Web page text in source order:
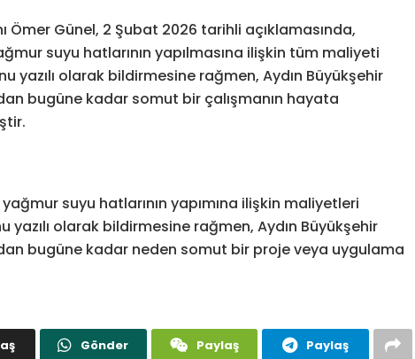
Ömer Günel, 2 Şubat 2026 tarihli açıklamasında,
suyu hatlarının yapılmasına ilişkin tüm maliyeti
yazılı olarak bildirmesine rağmen, Aydın Büyükşehir
bugüne kadar somut bir çalışmanın hayata
suyu hatlarının yapımına ilişkin maliyetleri
yazılı olarak bildirmesine rağmen, Aydın Büyükşehir
bugüne kadar neden somut bir proje veya uygulama
Gönder Paylaş Paylaş